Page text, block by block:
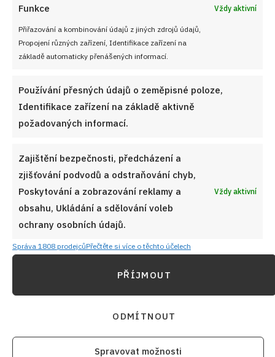
Funkce Vždy aktivní
Přiřazování a kombinování údajů z jiných zdrojů údajů,
Propojení různých zařízení, Identifikace zařízení na
základě automaticky přenášených informací.
Používání přesných údajů o zeměpisné poloze,
Identifikace zařízení na základě aktivně
požadovaných informací.
Zajištění bezpečnosti, předcházení a
zjišťování podvodů a odstraňování chyb,
Poskytování a zobrazování reklamy a
obsahu, Ukládání a sdělování voleb
ochrany osobních údajů.
Vždy aktivní
Správa 1808 prodejcůPřečtěte si více o těchto účelech
PŘÍJMOUT
ODMÍTNOUT
Spravovat možnosti